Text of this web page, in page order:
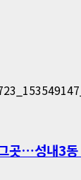
곳…성내3